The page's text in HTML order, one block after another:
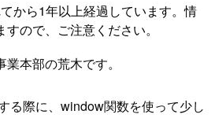
から1年以上経過しています。情
ので、ご注意ください。
本部の荒木です。
る際に、window関数を使って少し